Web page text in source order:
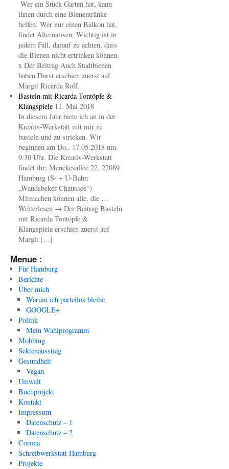
Wer ein Stück Garten hat, kann
ihnen durch eine Bienentränke
helfen. Wer nur einen Balkon hat,
findet Alternativen. Wichtig ist in
jedem Fall, darauf zu achten, dass
die Bienen nicht ertrinken können.
x Der Beitrag Auch Stadtbienen
haben Durst erschien zuerst auf
Margit Ricarda Rolf.
Basteln mit Ricarda Tontöpfe &
Klangspiele 11. Mai 2018
In diesem Jahr biete ich an in der
Kreativ-Werkstatt mit mir zu
basteln und zu stricken. Wir
beginnen am Do., 17.05.2018 um
9:30 Uhr. Die Kreativ-Werkstatt
findet ihr: Menckesallee 22, 22089
Hamburg (S- + U-Bahn
„Wandsbeker-Chaussee“)
Mitmachen können alle, die …
Weiterlesen → Der Beitrag Basteln
mit Ricarda Tontöpfe &
Klangspiele erschien zuerst auf
Margit […]
Menue :
Für Hamburg
Berichte
Über mich
Warum ich parteilos bleibe
GOOGLE+
Politik
Mein Wahlprogramm
Mobbing
Sektenausstieg
Gesundheit
Vegan
Umwelt
Buchprojekt
Kontakt
Impressum
Datenschutz – 1
Datenschutz – 2
Corona
Schreibwerkstatt Hamburg
Projekte